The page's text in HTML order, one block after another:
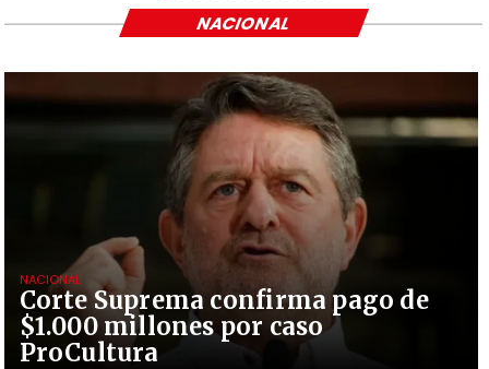
Corte Suprema confirma pago de
$1.000 millones por caso
ProCultura
NACIONAL
NACIONAL